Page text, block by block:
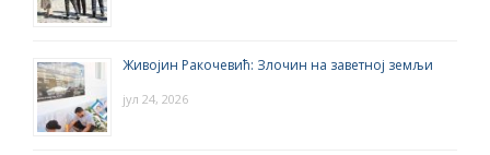
Живојин Ракочевић: Злочин на заветној земљи
јул 24, 2026